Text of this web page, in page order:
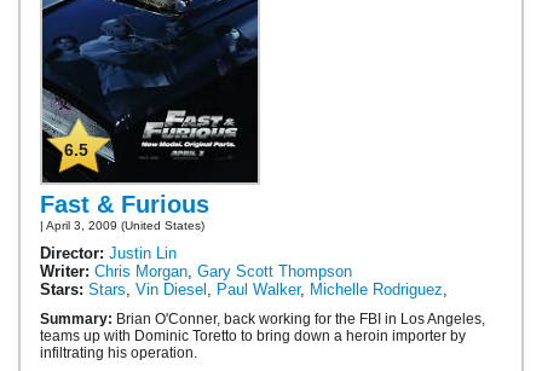
6.5
Fast & Furious
| April 3, 2009 (United States)
Director: Justin Lin
Writer: Chris Morgan Gary Scott Thompson
Stars: Stars Vin Diesel Paul Walker, Michelle Rodriguez
Summary: Brian O'Conner, back working for the FBI in Los Angeles,
teams up with Dominic Toretto to bring down a heroin importer by
infiltrating his operation.